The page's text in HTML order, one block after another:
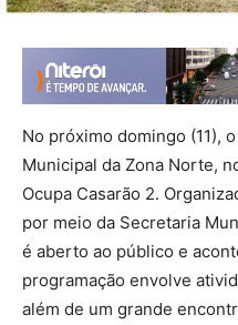
No próximo domingo (11),
Municipal da Zona Norte,
Ocupa Casarão 2.
por meio da Secretaria
é aberto ao público e
programação envolve
além de um grande